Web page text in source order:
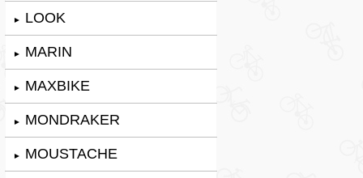
► LOOK
► MARIN
► MAXBIKE
► MONDRAKER
► MOUSTACHE